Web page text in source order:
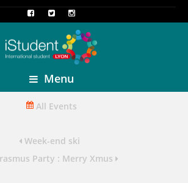
Menu
All Events
Week-end ski
Party : Merry Xmus